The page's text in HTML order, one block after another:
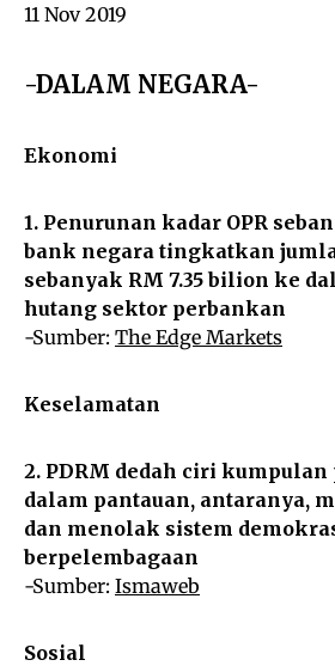
11 Nov 2019
-DALAM NEGARA-
Ekonomi
1. Penurunan kadar OPR
bank negara tingkatkan
sebanyak RM 7.35 bilion ke
hutang sektor perbankan
-Sumber: The Edge Markets
Keselamatan
2. PDRM dedah ciri kumpulan
dalam pantauan, antaranya,
dan menolak sistem
berpelembagaan
-Sumber: Ismaweb
Sosial